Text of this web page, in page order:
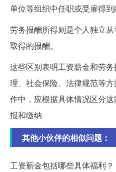
单位等组织中任职或受雇得到
劳务报酬所得则是个人独立
取得的报酬。
这些区别表明工资薪金和劳
理、社会保险、法律规范等
作中，应根据具体情况区分
报和缴纳
其他小伙伴的相似问题：
工资薪金包括哪些具体福利？